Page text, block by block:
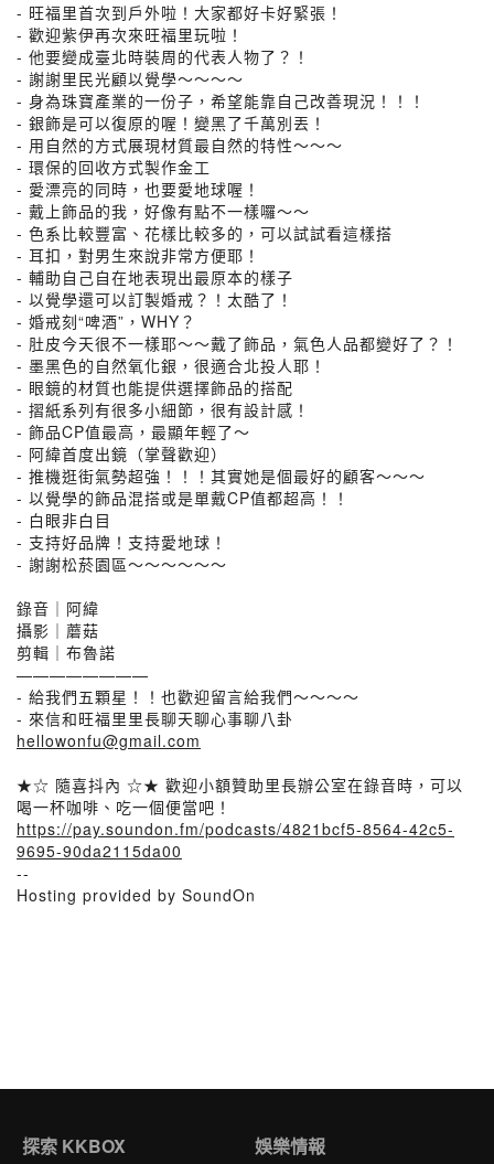
- 旺福里首次到戶外啦！大家都好卡好緊張！
- 歡迎紫伊再次來旺福里玩啦！
- 他要變成臺北時裝周的代表人物了？！
- 謝謝里民光顧以覺學～～～～
- 身為珠寶產業的一份子，希望能靠自己改善現況！！！
- 銀飾是可以復原的喔！變黑了千萬別丟！
- 用自然的方式展現材質最自然的特性～～～
- 環保的回收方式製作金工
- 愛漂亮的同時，也要愛地球喔！
- 戴上飾品的我，好像有點不一樣囉～～
- 色系比較豐富、花樣比較多的，可以試試看這樣搭
- 耳扣，對男生來說非常方便耶！
- 輔助自己自在地表現出最原本的樣子
- 以覺學還可以訂製婚戒？！太酷了！
- 婚戒刻“啤酒”，WHY？
- 肚皮今天很不一樣耶～～戴了飾品，氣色人品都變好了？！
- 墨黑色的自然氧化銀，很適合北投人耶！
- 眼鏡的材質也能提供選擇飾品的搭配
- 摺紙系列有很多小細節，很有設計感！
- 飾品CP值最高，最顯年輕了～
- 阿緯首度出鏡（掌聲歡迎）
- 推機逛街氣勢超強！！！其實她是個最好的顧客～～～
- 以覺學的飾品混搭或是單戴CP值都超高！！
- 白眼非白目
- 支持好品牌！支持愛地球！
- 謝謝松菸園區～～～～～～
錄音｜阿緯
攝影｜蘑菇
剪輯｜布魯諾
————————
- 給我們五顆星！！也歡迎留言給我們～～～～
- 來信和旺福里里長聊天聊心事聊八卦
hellowonfu@gmail.com
★☆ 隨喜抖內 ☆★ 歡迎小額贊助里長辦公室在錄音時，可以
喝一杯咖啡、吃一個便當吧！
https://pay.soundon.fm/podcasts/4821bcf5-8564-42c5-
9695-90da2115da00
--
Hosting provided by SoundOn
探索 KKBOX 娛樂情報